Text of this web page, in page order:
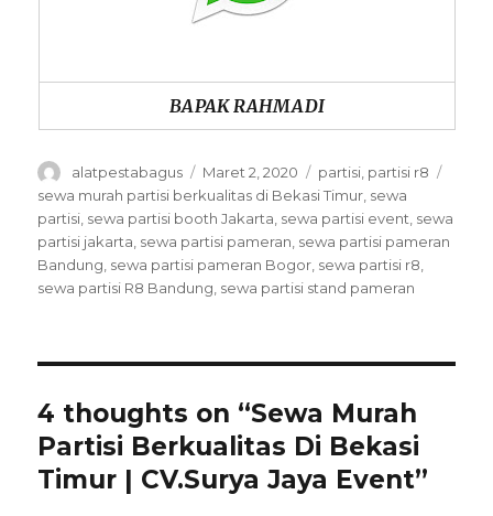
BAPAK RAHMADI
Author
alatpestabagus
Posted
on
Maret 2, 2020 Categories
partisi partisi r8
sewa murah partisi berkualitas di Bekasi Timur sewa
partisi sewa partisi booth Jakarta sewa partisi event sewa
partisi jakarta sewa partisi pameran sewa partisi pameran
Bandung sewa partisi pameran Bogor sewa partisi r8
sewa partisi R8 Bandung sewa partisi stand pameran
4 thoughts on “Sewa Murah
Partisi Berkualitas Di Bekasi
Timur | CV.Surya Jaya Event”